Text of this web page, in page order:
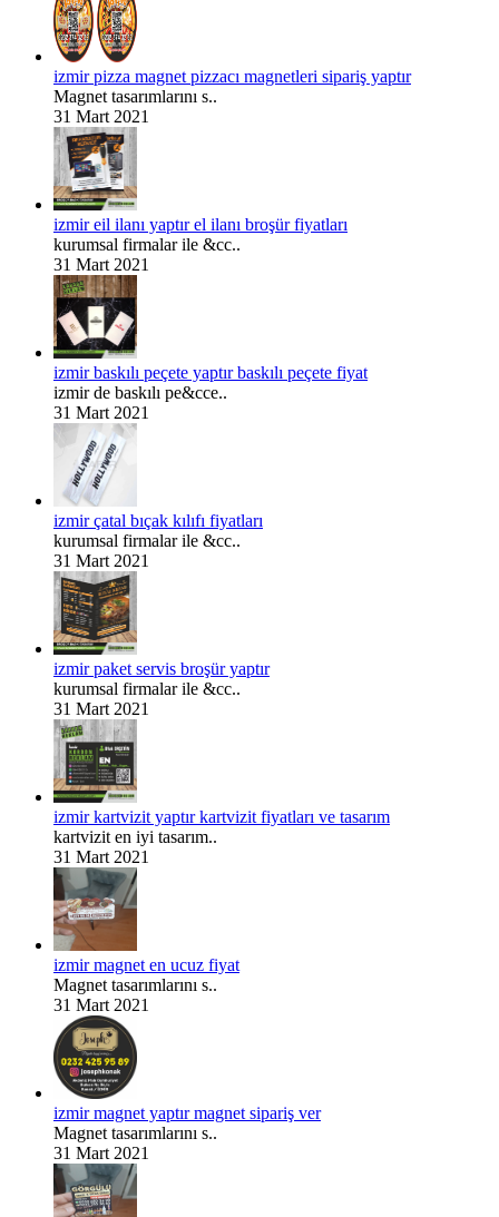
izmir pizza magnet pizzacı magnetleri sipariş yaptır
Magnet tasarımlarını s..
31 Mart 2021
izmir eil ilanı yaptır el ilanı broşür fiyatları
kurumsal firmalar ile &cc..
31 Mart 2021
izmir baskılı peçete yaptır baskılı peçete fiyat
izmir de baskılı pe&cce..
31 Mart 2021
izmir çatal bıçak kılıfı fiyatları
kurumsal firmalar ile &cc..
31 Mart 2021
izmir paket servis broşür yaptır
kurumsal firmalar ile &cc..
31 Mart 2021
izmir kartvizit yaptır kartvizit fiyatları ve tasarım
kartvizit en iyi tasarım..
31 Mart 2021
izmir magnet en ucuz fiyat
Magnet tasarımlarını s..
31 Mart 2021
izmir magnet yaptır magnet sipariş ver
Magnet tasarımlarını s..
31 Mart 2021